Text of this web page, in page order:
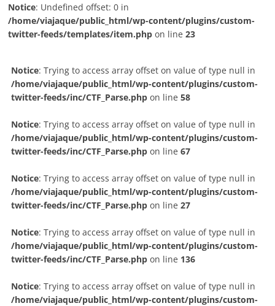
Notice: Undefined offset: 0 in
/home/viajaque/public_html/wp-content/plugins/custom-
twitter-feeds/templates/item.php on line23
Notice: Trying to access array offset on value of type null in
/home/viajaque/public_html/wp-content/plugins/custom-
twitter-feeds/inc/CTF_Parse.php on line58
Notice: Trying to access array offset on value of type null in
/home/viajaque/public_html/wp-content/plugins/custom-
twitter-feeds/inc/CTF_Parse.php on line67
Notice: Trying to access array offset on value of type null in
/home/viajaque/public_html/wp-content/plugins/custom-
twitter-feeds/inc/CTF_Parse.php on line27
Notice: Trying to access array offset on value of type null in
/home/viajaque/public_html/wp-content/plugins/custom-
twitter-feeds/inc/CTF_Parse.php on line 136
Notice: Trying to access array offset on value of type null in
/home/viajaque/public_html/wp-content/plugins/custom-